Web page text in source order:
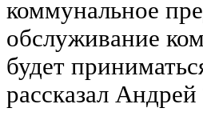
коммунальное
обслуживание
будет
рассказал